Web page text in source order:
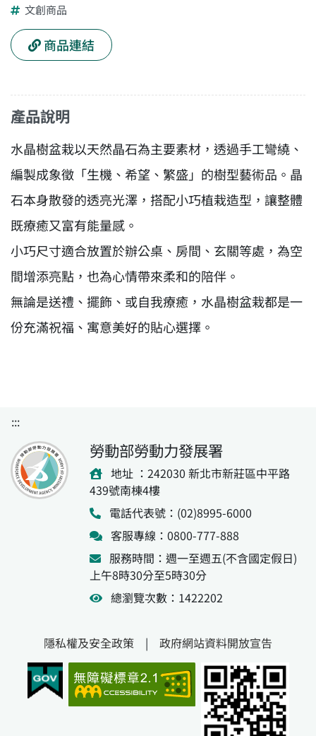
文創商品
商品連結
產品說明
水晶樹盆栽以天然晶石為主要素材，透過手工彎繞、
編製成象徵「生機、希望、繁盛」的樹型藝術品。晶
石本身散發的透亮光澤，搭配小巧植栽造型，讓整體
既療癒又富有能量感。
小巧尺寸適合放置於辦公桌、房間、玄關等處，為空
間增添亮點，也為心情帶來柔和的陪伴。
無論是送禮、擺飾、或自我療癒，水晶樹盆栽都是一
份充滿祝福、寓意美好的貼心選擇。
:::
勞動部勞動力發展署
地址 ：242030 新北市新莊區中平路
439號南棟4樓
電話代表號：(02)8995-6000
客服專線：0800-777-888
服務時間：週一至週五(不含國定假日)
上午8時30分至5時30分
總瀏覽次數：1422202
隱私權及安全政策 | 政府網站資料開放宣告